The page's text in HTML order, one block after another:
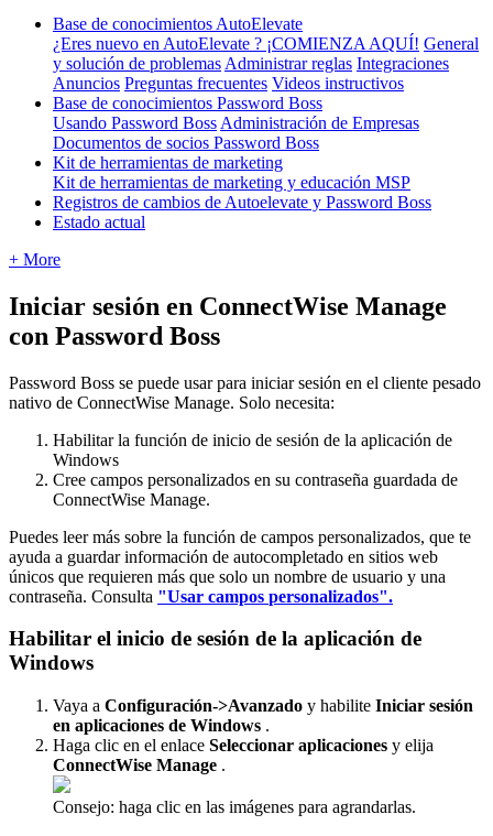
Base de conocimientos AutoElevate
¿Eres nuevo en AutoElevate ? ¡COMIENZA AQUÍ! General
y solución de problemas Administrar reglas Integraciones
Anuncios Preguntas frecuentes Videos instructivos
Base de conocimientos Password Boss
Usando Password Boss Administración de Empresas
Documentos de socios Password Boss
Kit de herramientas de marketing
Kit de herramientas de marketing y educación MSP
Registros de cambios de Autoelevate y Password Boss
Estado actual
+ More
Iniciar sesión en ConnectWise Manage
con Password Boss
Password Boss se puede usar para iniciar sesión en el cliente pesado
nativo de ConnectWise Manage. Solo necesita:
Habilitar la función de inicio de sesión de la aplicación de
Windows
Cree campos personalizados en su contraseña guardada de
ConnectWise Manage.
Puedes leer más sobre la función de campos personalizados, que te
ayuda a guardar información de autocompletado en sitios web
únicos que requieren más que solo un nombre de usuario y una
contraseña. Consulta "Usar campos personalizados".
Habilitar el inicio de sesión de la aplicación de
Windows
Vaya a Configuración->Avanzado y habilite Iniciar sesión
en aplicaciones de Windows .
Haga clic en el enlace Seleccionar aplicaciones y elija
ConnectWise Manage .
Consejo: haga clic en las imágenes para agrandarlas.